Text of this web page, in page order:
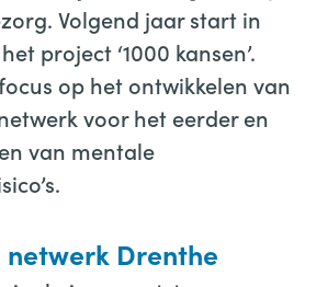
Volgend jaar start in
project ‘1000 kansen’.
op het ontwikkelen van
voor het eerder en
van mentale
Drenthe